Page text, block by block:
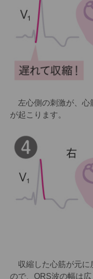
左心側の刺激が、心
が起こります。
収縮した心筋が元に
ので、QRS波の幅は広